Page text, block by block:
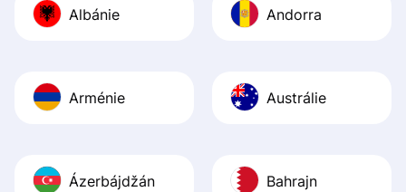
Recommend it!
Albánie Andorra
Arménie Austrálie
Ázerbájdžán Bahrajn